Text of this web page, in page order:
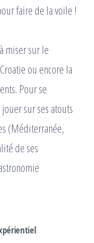
faire de la voile !
miser sur le
ou encore la
Pour se
sur ses atouts
(Méditerranée,
de ses